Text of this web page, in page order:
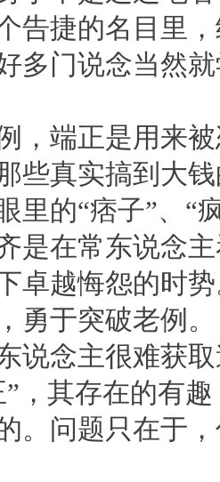
告捷的名目里
多门说念当然
，端正是用来
些真实搞到大
里的“痞子”、“
是在常东说念
卓越悔怨的时
勇于突破老例。
说念主很难获
”，其存在的有
。问题只在于